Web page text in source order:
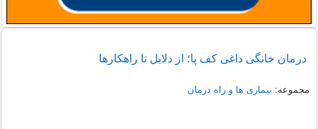
درمان خانگی داغی کف پا؛ از دلایل تا راهکارها
مجموعه: بیماری ها و راه درمان